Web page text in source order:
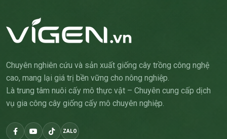
Chuyên nghiên cứu và sản xuất giống cây trồng công nghệ
cao, mang lại giá trị bền vững cho nông nghiệp.
Là trung tâm nuôi cấy mô thực vật – Chuyên cung cấp dịch
vụ gia công cây giống cấy mô chuyên nghiệp.
ZALO